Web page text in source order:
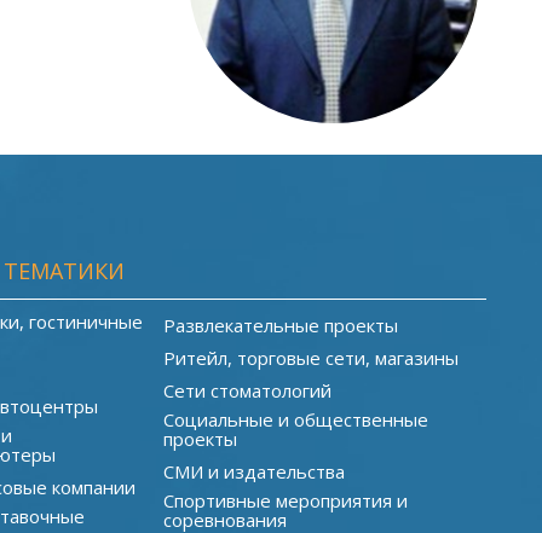
гостиничные
компании
Развлекательные проекты
Ритейл, торговые сети, магазины
Сети стоматологий
Социальные и общественные
проекты
СМИ и издательства
Спортивные мероприятия и
соревнования